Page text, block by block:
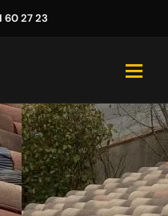
60 27 23